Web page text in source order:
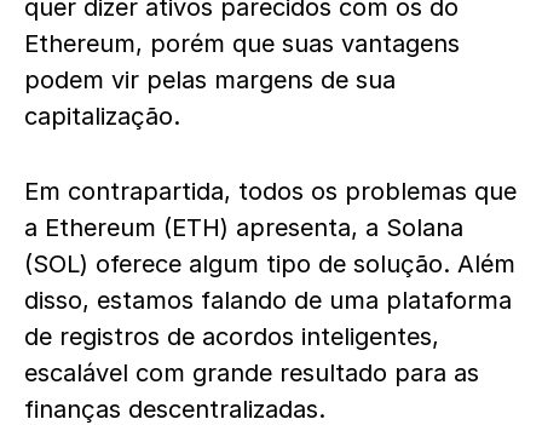
quer dizer ativos parecidos com os do
Ethereum, porém que suas vantagens
podem vir pelas margens de sua
capitalização.
Em contrapartida, todos os problemas que
a Ethereum (ETH) apresenta, a Solana
(SOL) oferece algum tipo de solução. Além
disso, estamos falando de uma plataforma
de registros de acordos inteligentes,
escalável com grande resultado para as
finanças descentralizadas.